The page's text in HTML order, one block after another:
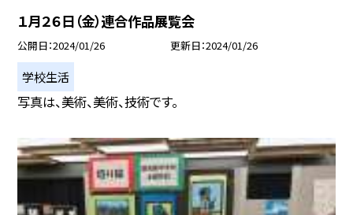
１月２６日（金）連合作品展覧会
公開日 2024/01/26 更新日 2024/01/26
学校生活
写真は、美術、美術、技術です。